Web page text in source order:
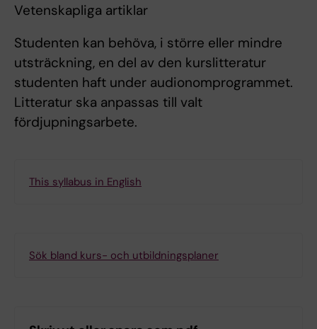
Vetenskapliga artiklar
Studenten kan behöva, i större eller mindre
utsträckning, en del av den kurslitteratur
studenten haft under audionomprogrammet.
Litteratur ska anpassas till valt
fördjupningsarbete.
This syllabus in English
Sök bland kurs- och utbildningsplaner